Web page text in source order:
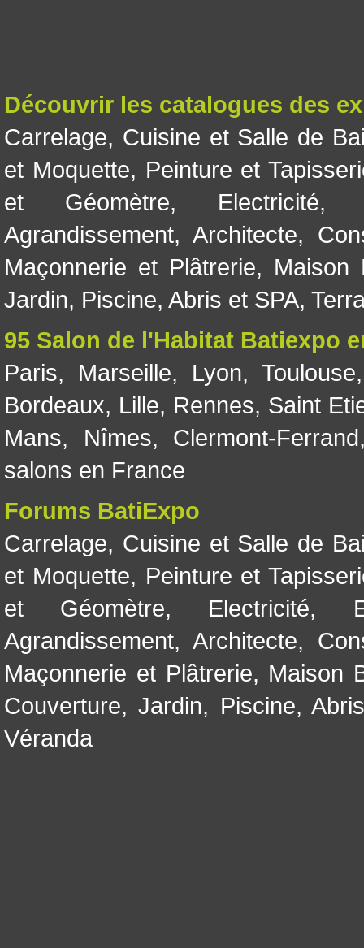
Découvrir les catalogues des
Carrelage, Cuisine et Salle de
et Moquette, Peinture et
et Géomètre, Electricité
Agrandissement, Architecte,
Maçonnerie et Plâtrerie, Maison
Jardin, Piscine, Abris et SPA,
95 Salon de l'Habitat Batiexpo
Paris, Marseille, Lyon, Toulouse
Bordeaux, Lille, Rennes, Saint
Mans, Nîmes, Clermont-Ferrand
salons en France
Forums BatiExpo
Carrelage, Cuisine et Salle de
et Moquette, Peinture et
et Géomètre, Electricité,
Agrandissement, Architecte,
Maçonnerie et Plâtrerie, Maison
Couverture,Jardin, Piscine,
Véranda